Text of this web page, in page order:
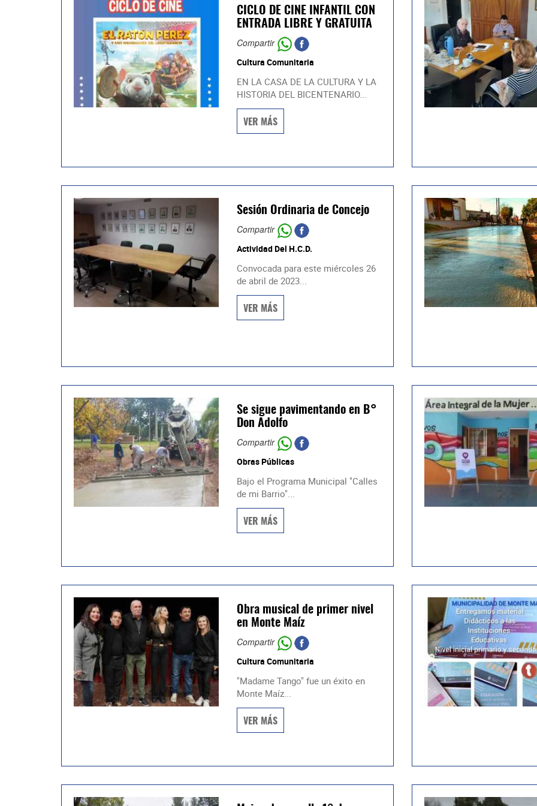
CICLO DE CINE INFANTIL CON
ENTRADA LIBRE Y GRATUITA
Compartir
Cultura Comunitaria
EN LA CASA DE LA CULTURA Y LA
HISTORIA DEL BICENTENARIO...
VER MÁS
Sesión Ordinaria de Concejo
Compartir
Actividad Del H.C.D.
Convocada para este miércoles 26
de abril de 2023...
VER MÁS
Se sigue pavimentando en B°
Don Adolfo
Compartir
Obras Públicas
Bajo el Programa Municipal "Calles
de mi Barrio"...
VER MÁS
Obra musical de primer nivel
en Monte Maíz
Compartir
Cultura Comunitaria
"Madame Tango" fue un éxito en
Monte Maíz...
VER MÁS